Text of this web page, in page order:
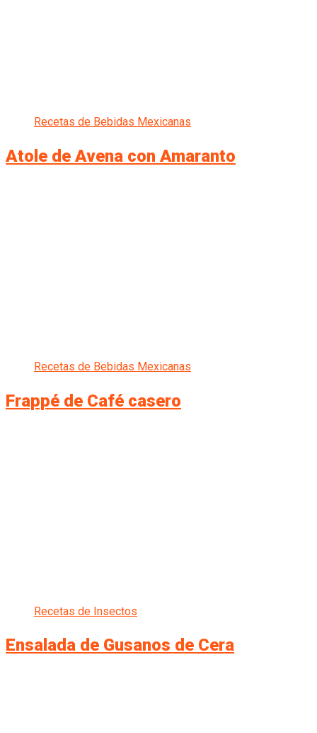
Recetas de Bebidas Mexicanas
Atole de Avena con Amaranto
Recetas de Bebidas Mexicanas
Frappé de Café casero
Recetas de Insectos
Ensalada de Gusanos de Cera